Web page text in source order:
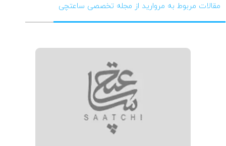
مقالات مربوط به مروارید از مجله تخصصی ساعتچی